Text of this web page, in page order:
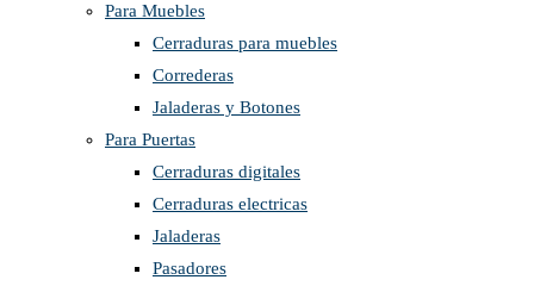
Para Muebles
Cerraduras para muebles
Correderas
Jaladeras y Botones
Para Puertas
Cerraduras digitales
Cerraduras electricas
Jaladeras
Pasadores